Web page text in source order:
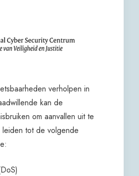
verholpen in
kan de
om aanvallen uit te
tot de volgende